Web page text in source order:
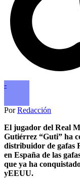
-
PorRedacción
El jugador del Real
Gutiérrez “Guti” ha
distribuidor de gafas
en España de las
que ya ha
yEEUU.